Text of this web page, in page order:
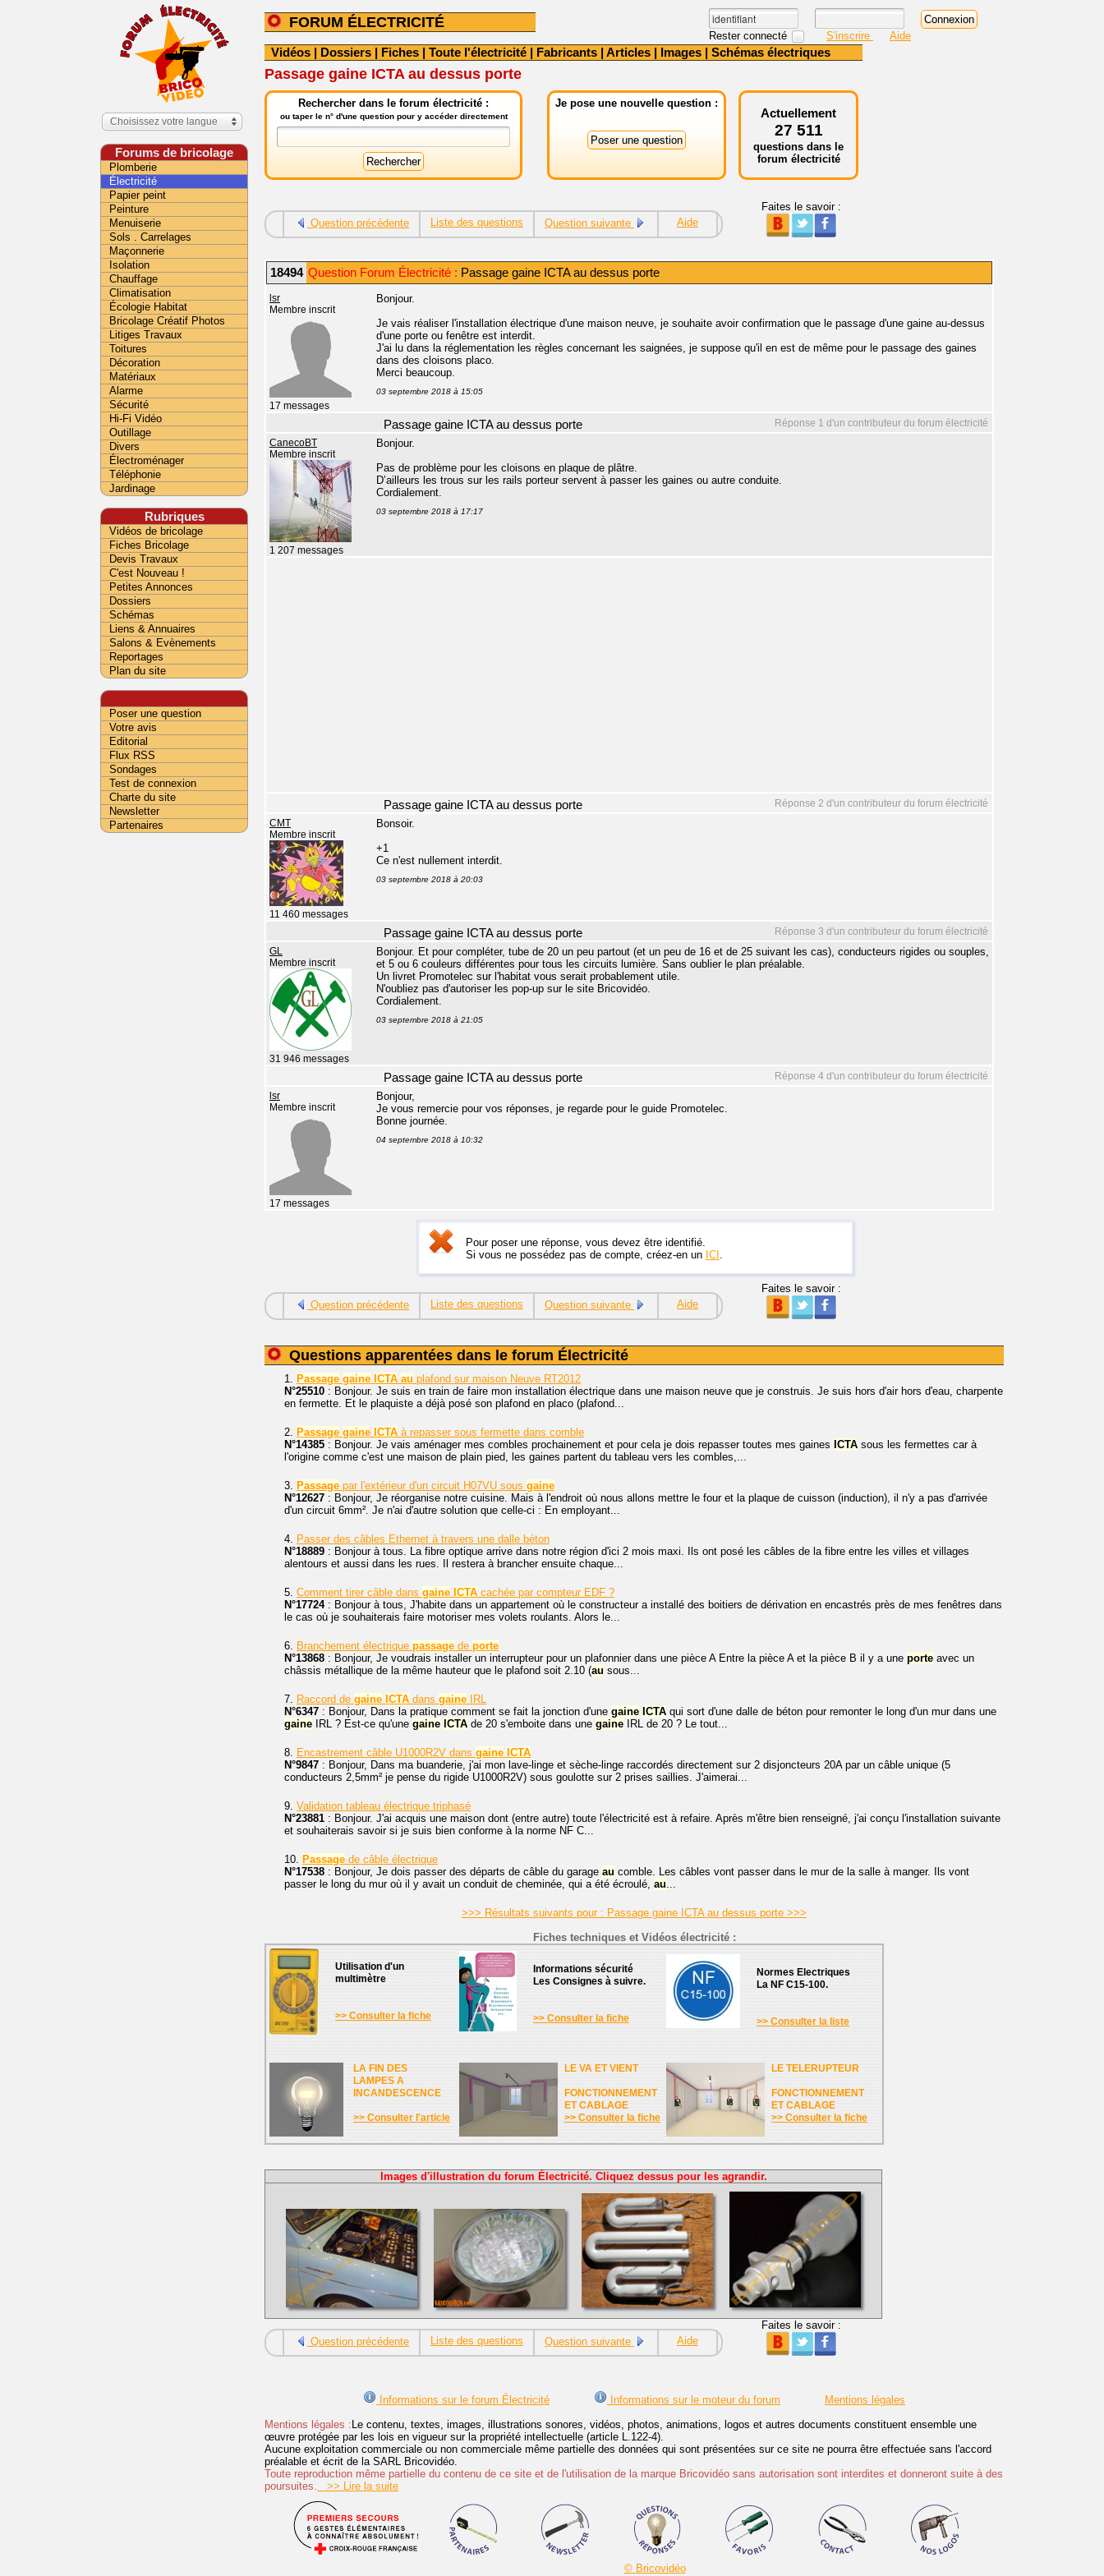
FORUM ÉLECTRICITÉ
Rester connecté S'inscrire Aide
Vidéos | Dossiers | Fiches | Toute l'électricité | Fabricants | Articles | Images | Schémas électriques
Passage gaine ICTA au dessus porte
Rechercher dans le forum électricité :
ou taper le n° d'une question pour y accéder directement
Je pose une nouvelle question :
Actuellement
27 511
questions dans le
forum électricité
Question précédente Liste des questions Question suivante Aide
Faites le savoir :
18494 Question Forum Électricité : Passage gaine ICTA au dessus porte
lsr
Membre inscrit
17 messages
Bonjour.
Je vais réaliser l'installation électrique d'une maison neuve, je souhaite avoir confirmation que le passage d'une gaine au-dessus
d'une porte ou fenêtre est interdit.
J'ai lu dans la réglementation les règles concernant les saignées, je suppose qu'il en est de même pour le passage des gaines
dans des cloisons placo.
Merci beaucoup.
03 septembre 2018 à 15:05
Réponse 1 d'un contributeur du forum électricité
Passage gaine ICTA au dessus porte
CanecoBT
Membre inscrit
1 207 messages
Bonjour.
Pas de problème pour les cloisons en plaque de plâtre.
D’ailleurs les trous sur les rails porteur servent à passer les gaines ou autre conduite.
Cordialement.
03 septembre 2018 à 17:17
Réponse 2 d'un contributeur du forum électricité
Passage gaine ICTA au dessus porte
CMT
Membre inscrit
11 460 messages
Bonsoir.
+1
Ce n'est nullement interdit.
03 septembre 2018 à 20:03
Réponse 3 d'un contributeur du forum électricité
Passage gaine ICTA au dessus porte
GL
Membre inscrit
31 946 messages
Bonjour. Et pour compléter, tube de 20 un peu partout (et un peu de 16 et de 25 suivant les cas), conducteurs rigides ou souples,
et 5 ou 6 couleurs différentes pour tous les circuits lumière. Sans oublier le plan préalable.
Un livret Promotelec sur l'habitat vous serait probablement utile.
N'oubliez pas d'autoriser les pop-up sur le site Bricovidéo.
Cordialement.
03 septembre 2018 à 21:05
Réponse 4 d'un contributeur du forum électricité
Passage gaine ICTA au dessus porte
lsr
Membre inscrit
17 messages
Bonjour,
Je vous remercie pour vos réponses, je regarde pour le guide Promotelec.
Bonne journée.
04 septembre 2018 à 10:32
Pour poser une réponse, vous devez être identifié.
Si vous ne possédez pas de compte, créez-en un ICI .
Question précédente Liste des questions Question suivante Aide
Faites le savoir :
Questions apparentées dans le forum Électricité
1. Passage gaine ICTA au plafond sur maison Neuve RT2012
N°25510 : Bonjour. Je suis en train de faire mon installation électrique dans une maison neuve que je construis. Je suis hors d'air hors d'eau, charpente
en fermette. Et le plaquiste a déjà posé son plafond en placo (plafond...
2. Passage gaine ICTA à repasser sous fermette dans comble
N°14385 : Bonjour. Je vais aménager mes combles prochainement et pour cela je dois repasser toutes mes gaines ICTA sous les fermettes car à
l'origine comme c'est une maison de plain pied, les gaines partent du tableau vers les combles,...
3. Passage par l'extérieur d'un circuit H07VU sous gaine
N°12627 : Bonjour, Je réorganise notre cuisine. Mais à l'endroit où nous allons mettre le four et la plaque de cuisson (induction), il n'y a pas d'arrivée
d'un circuit 6mm². Je n'ai d'autre solution que celle-ci : En employant...
4. Passer des câbles Ethernet à travers une dalle béton
N°18889 : Bonjour à tous. La fibre optique arrive dans notre région d'ici 2 mois maxi. Ils ont posé les câbles de la fibre entre les villes et villages
alentours et aussi dans les rues. Il restera à brancher ensuite chaque...
5. Comment tirer câble dans gaine ICTA cachée par compteur EDF ?
N°17724: Bonjour à tous, J'habite dans un appartement où le constructeur a installé des boitiers de dérivation en encastrés près de mes fenêtres dans
le cas où je souhaiterais faire motoriser mes volets roulants. Alors le...
6. Branchement électrique passage de porte
N°13868 : Bonjour, Je voudrais installer un interrupteur pour un plafonnier dans une pièce A Entre la pièce A et la pièce B il y a une porte avec un
châssis métallique de la même hauteur que le plafond soit 2.10 (au sous...
7. Raccord de gaine ICTA dans gaine IRL
N°6347 : Bonjour, Dans la pratique comment se fait la jonction d'une gaine ICTA qui sort d'une dalle de béton pour remonter le long d'un mur dans une
gaine IRL ? Est-ce qu'une gaine ICTA de 20 s'emboite dans une gaine IRL de 20 ? Le tout...
8. Encastrement câble U1000R2V dans gaine ICTA
N°9847 : Bonjour, Dans ma buanderie, j'ai mon lave-linge et sèche-linge raccordés directement sur 2 disjoncteurs 20A par un câble unique (5
conducteurs 2,5mm² je pense du rigide U1000R2V) sous goulotte sur 2 prises saillies. J'aimerai...
9. Validation tableau électrique triphasé
N°23881 : Bonjour. J'ai acquis une maison dont (entre autre) toute l'électricité est à refaire. Après m'être bien renseigné, j'ai conçu l'installation suivante
et souhaiterais savoir si je suis bien conforme à la norme NF C...
10. Passage de câble électrique
N°17538 : Bonjour, Je dois passer des départs de câble du garage au comble. Les câbles vont passer dans le mur de la salle à manger. Ils vont
passer le long du mur où il y avait un conduit de cheminée, qui a été écroulé, au...
>>> Résultats suivants pour : Passage gaine ICTA au dessus porte >>>
Fiches techniques et Vidéos électricité :
Utilisation d'un
multimètre
>> Consulter la fiche
Informations sécurité
Les Consignes à suivre.
>> Consulter la fiche
Normes Electriques
La NF C15-100.
>> Consulter la liste
LA FIN DES
LAMPES A
INCANDESCENCE
>> Consulter l'article
LE VA ET VIENT
FONCTIONNEMENT
ET CABLAGE
>> Consulter la fiche
LE TELERUPTEUR
FONCTIONNEMENT
ET CABLAGE
>> Consulter la fiche
Images d'illustration du forum Électricité. Cliquez dessus pour les agrandir.
Question précédente Liste des questions Question suivante Aide
Faites le savoir :
Informations sur le forum Électricité Informations sur le moteur du forum
Mentions légales
Mentions légales : Le contenu, textes, images, illustrations sonores, vidéos, photos, animations, logos et autres documents constituent ensemble une
œuvre protégée par les lois en vigueur sur la propriété intellectuelle (article L.122-4).
Aucune exploitation commerciale ou non commerciale même partielle des données qui sont présentées sur ce site ne pourra être effectuée sans l'accord
préalable et écrit de la SARL Bricovidéo.
Toute reproduction même partielle du contenu de ce site et de l'utilisation de la marque Bricovidéo sans autorisation sont interdites et donneront suite à des
poursuites. >> Lire la suite
© Bricovidéo
Choisissez votre langue
Forums de bricolage
Plomberie
Électricité
Papier peint
Peinture
Menuiserie
Sols . Carrelages
Maçonnerie
Isolation
Chauffage
Climatisation
Écologie Habitat
Bricolage Créatif Photos
Litiges Travaux
Toitures
Décoration
Matériaux
Alarme
Sécurité
Hi-Fi Vidéo
Outillage
Divers
Électroménager
Téléphonie
Jardinage
Rubriques
Vidéos de bricolage
Fiches Bricolage
Devis Travaux
C'est Nouveau !
Petites Annonces
Dossiers
Schémas
Liens & Annuaires
Salons & Evènements
Reportages
Plan du site
Poser une question
Votre avis
Editorial
Flux RSS
Sondages
Test de connexion
Charte du site
Newsletter
Partenaires